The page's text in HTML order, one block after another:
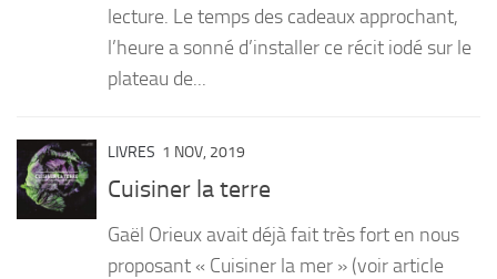
lecture. Le temps des cadeaux approchant,
l’heure a sonné d’installer ce récit iodé sur le
plateau de...
LIVRES 1 NOV, 2019
Cuisiner la terre
Gaël Orieux avait déjà fait très fort en nous
proposant « Cuisiner la mer » (voir article